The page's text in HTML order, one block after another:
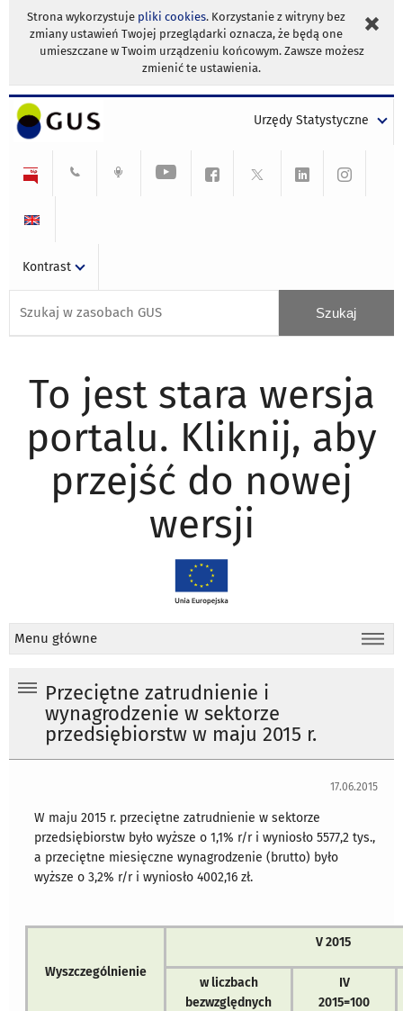
Strona wykorzystuje pliki cookies. Korzystanie z witryny bez
zmiany ustawień Twojej przeglądarki oznacza, że będą one
umieszczane w Twoim urządzeniu końcowym. Zawsze możesz
zmienić te ustawienia.
Urzędy Statystyczne
Kontrast
To jest stara wersja
portalu. Kliknij, aby
przejść do nowej
wersji
Menu główne
Przeciętne zatrudnienie i
wynagrodzenie w sektorze
przedsiębiorstw w maju 2015 r.
17.06.2015
W maju 2015 r. przeciętne zatrudnienie w sektorze
przedsiębiorstw było wyższe o 1,1% r/r i wyniosło 5577,2 tys.,
a przeciętne miesięczne wynagrodzenie (brutto) było
wyższe o 3,2% r/r i wyniosło 4002,16 zł.
Wyszczególnienie
V 2015
w liczbach
bezwzględnych
IV
2015=100